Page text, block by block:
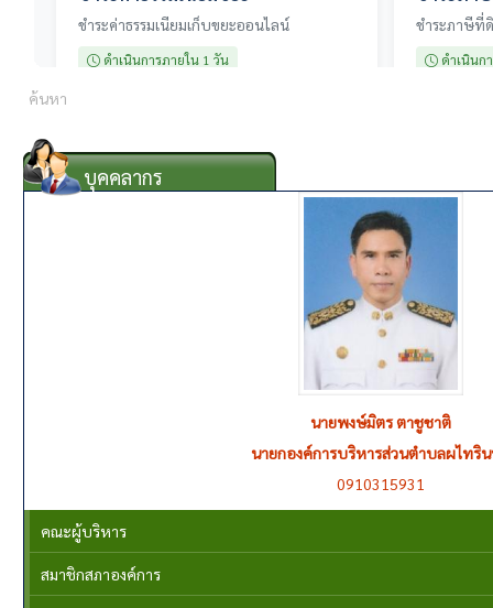
บุคคลากร
นายพงษ์มิตร ตาชูชาติ
นายกองค์การบริหารส่วนตำบลผไทริ
0910315931
นายมิตร แสนคนึง
รองนายกองค์การบริหารส่วนตำบลผไท
0655126921
คณะผู้บริหาร
สมาชิกสภาองค์การ